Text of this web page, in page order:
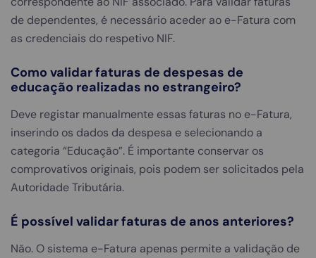
de dependentes, é necessário aceder ao e-Fatura com
as credenciais do respetivo NIF.
Como validar faturas de despesas de
educação realizadas no estrangeiro?
Deve registar manualmente essas faturas no e-Fatura,
inserindo os dados da despesa e selecionando a
categoria “Educação”. É importante conservar os
comprovativos originais, pois podem ser solicitados pela
Autoridade Tributária.
É possível validar faturas de anos anteriores?
Não. O sistema e-Fatura apenas permite a validação de